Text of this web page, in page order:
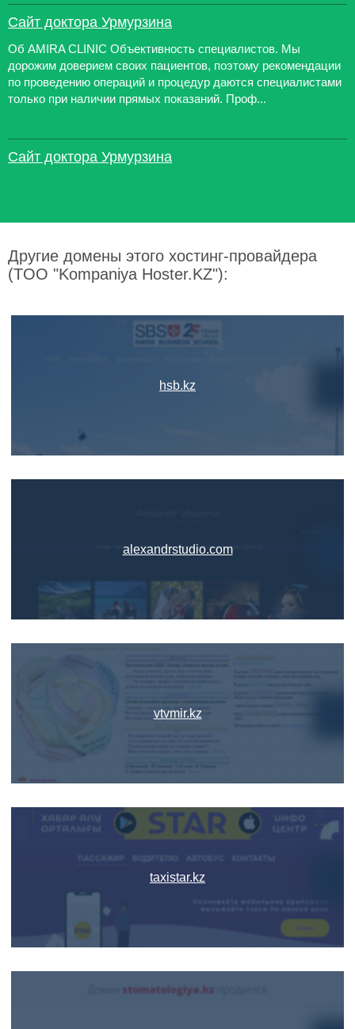
Сайт доктора Урмурзина
Об AMIRA CLINIC Объективность специалистов. Мы
дорожим доверием своих пациентов, поэтому рекомендации
по проведению операций и процедур даются специалистами
только при наличии прямых показаний. Проф...
Сайт доктора Урмурзина
Другие домены этого хостинг-провайдера
(TOO "Kompaniya Hoster.KZ"):
hsb.kz
alexandrstudio.com
vtvmir.kz
taxistar.kz